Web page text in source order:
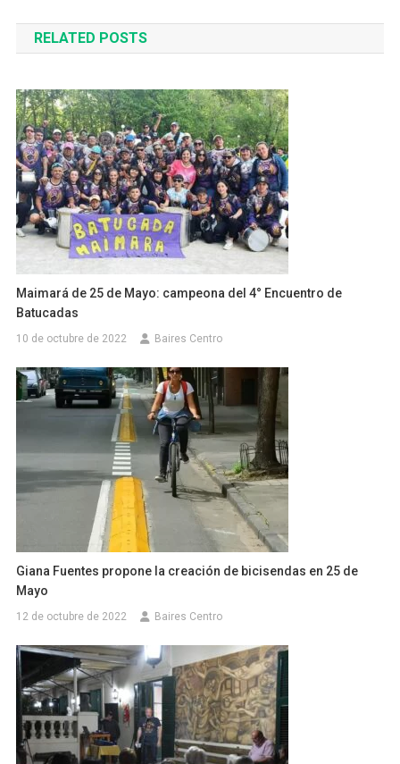
de
entradas
RELATED POSTS
Maimará de 25 de Mayo: campeona del 4° Encuentro de
Batucadas
10 de octubre de 2022 Baires Centro
Giana Fuentes propone la creación de bicisendas en 25 de
Mayo
12 de octubre de 2022 Baires Centro